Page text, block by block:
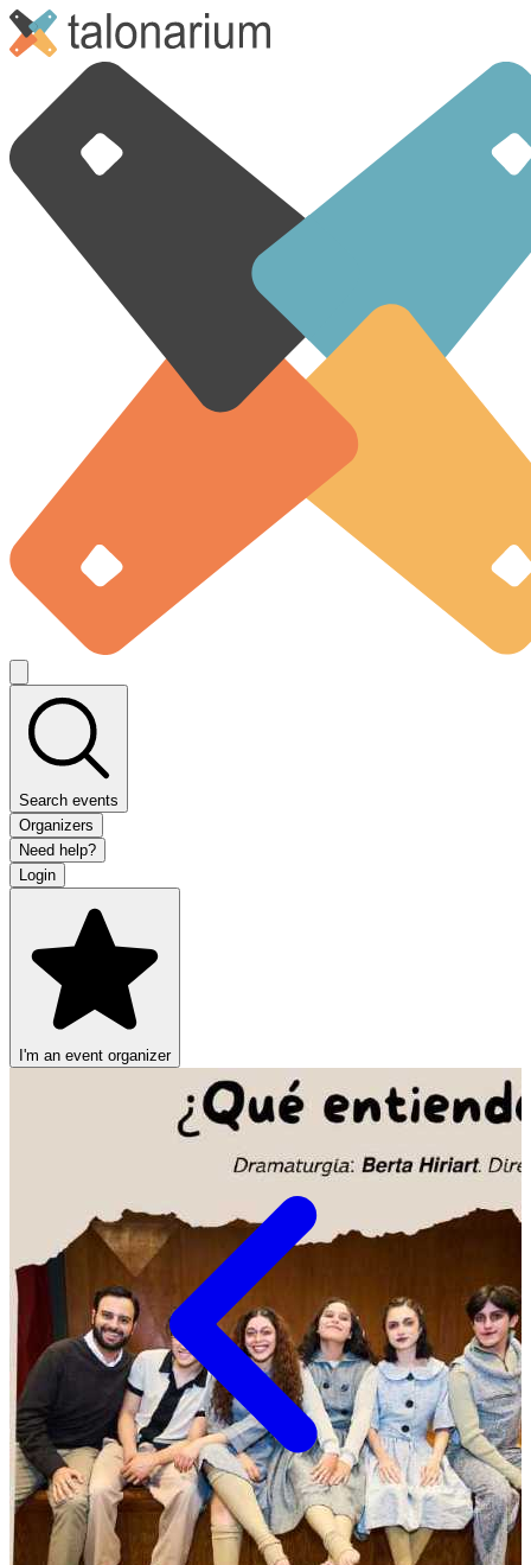
Search events
Organizers
Need help?
Login
I'm an event organizer